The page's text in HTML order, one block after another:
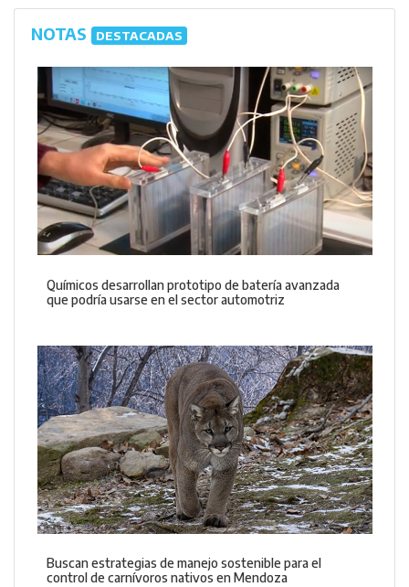
NOTAS DESTACADAS
Químicos desarrollan prototipo de batería avanzada
que podría usarse en el sector automotriz
Buscan estrategias de manejo sostenible para el
control de carnívoros nativos en Mendoza